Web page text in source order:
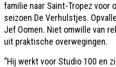
familie naar Saint-Tropez voor
seizoen De Verhulstjes.
Jef Oomen. Niet omwille van
uit praktische overwegingen.
“Hij werkt voor Studio 100 en